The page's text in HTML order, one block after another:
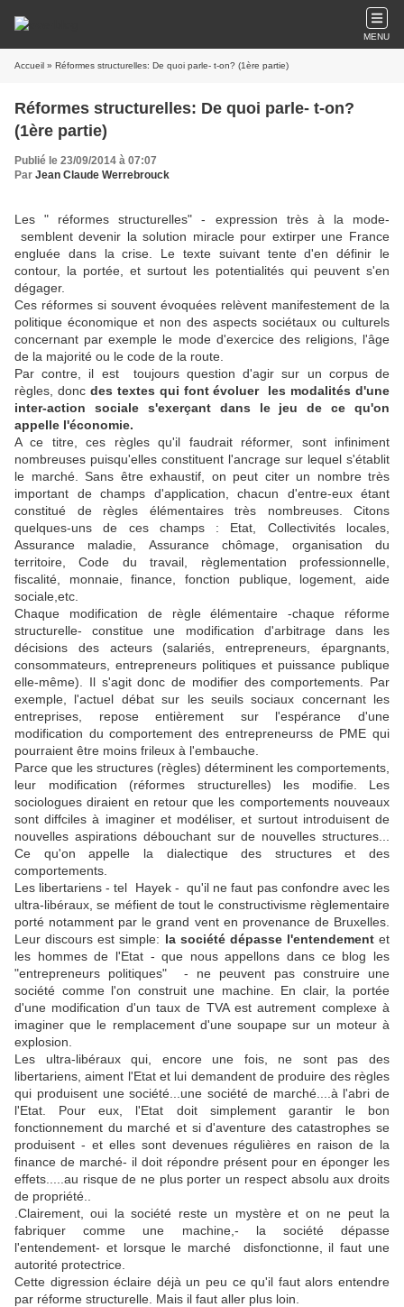
MENU
Accueil » Réformes structurelles: De quoi parle- t-on? (1ère partie)
Réformes structurelles: De quoi parle- t-on?
(1ère partie)
Publié le 23/09/2014 à 07:07
Par Jean Claude Werrebrouck
Les " réformes structurelles" - expression très à la mode-
semblent devenir la solution miracle pour extirper une France
engluée dans la crise. Le texte suivant tente d'en définir le
contour, la portée, et surtout les potentialités qui peuvent s'en
dégager.
Ces réformes si souvent évoquées relèvent manifestement de la
politique économique et non des aspects sociétaux ou culturels
concernant par exemple le mode d'exercice des religions, l'âge
de la majorité ou le code de la route.
Par contre, il est toujours question d'agir sur un corpus de
règles, donc des textes qui font évoluer les modalités d'une
inter-action sociale s'exerçant dans le jeu de ce qu'on
appelle l'économie.
A ce titre, ces règles qu'il faudrait réformer, sont infiniment
nombreuses puisqu'elles constituent l'ancrage sur lequel s'établit
le marché. Sans être exhaustif, on peut citer un nombre très
important de champs d'application, chacun d'entre-eux étant
constitué de règles élémentaires très nombreuses. Citons
quelques-uns de ces champs : Etat, Collectivités locales,
Assurance maladie, Assurance chômage, organisation du
territoire, Code du travail, règlementation professionnelle,
fiscalité, monnaie, finance, fonction publique, logement, aide
sociale,etc.
Chaque modification de règle élémentaire -chaque réforme
structurelle- constitue une modification d'arbitrage dans les
décisions des acteurs (salariés, entrepreneurs, épargnants,
consommateurs, entrepreneurs politiques et puissance publique
elle-même). Il s'agit donc de modifier des comportements. Par
exemple, l'actuel débat sur les seuils sociaux concernant les
entreprises, repose entièrement sur l'espérance d'une
modification du comportement des entrepreneurss de PME qui
pourraient être moins frileux à l'embauche.
Parce que les structures (règles) déterminent les comportements,
leur modification (réformes structurelles) les modifie. Les
sociologues diraient en retour que les comportements nouveaux
sont diffciles à imaginer et modéliser, et surtout introduisent de
nouvelles aspirations débouchant sur de nouvelles structures...
Ce qu'on appelle la dialectique des structures et des
comportements.
Les libertariens - tel Hayek - qu'il ne faut pas confondre avec les
ultra-libéraux, se méfient de tout le constructivisme règlementaire
porté notamment par le grand vent en provenance de Bruxelles.
Leur discours est simple: la société dépasse l'entendement et
les hommes de l'Etat - que nous appellons dans ce blog les
"entrepreneurs politiques" - ne peuvent pas construire une
société comme l'on construit une machine. En clair, la portée
d'une modification d'un taux de TVA est autrement complexe à
imaginer que le remplacement d'une soupape sur un moteur à
explosion.
Les ultra-libéraux qui, encore une fois, ne sont pas des
libertariens, aiment l'Etat et lui demandent de produire des règles
qui produisent une société...une société de marché....à l'abri de
l'Etat. Pour eux, l'Etat doit simplement garantir le bon
fonctionnement du marché et si d'aventure des catastrophes se
produisent - et elles sont devenues régulières en raison de la
finance de marché- il doit répondre présent pour en éponger les
effets.....au risque de ne plus porter un respect absolu aux droits
de propriété..
.Clairement, oui la société reste un mystère et on ne peut la
fabriquer comme une machine,- la société dépasse
l'entendement- et lorsque le marché disfonctionne, il faut une
autorité protectrice.
Cette digression éclaire déjà un peu ce qu'il faut alors entendre
par réforme structurelle. Mais il faut aller plus loin.